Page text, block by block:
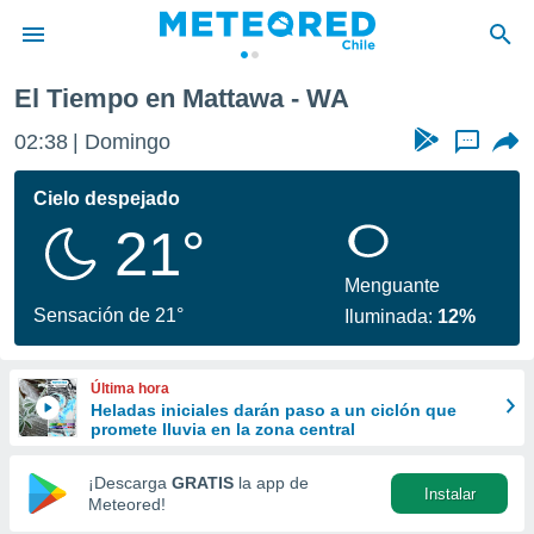
de
por
se
calidad.
a este
las
y
forma
digital
basada
El Tiempo en Mattawa - WA
02:38 Domingo ...
Cielo despejado
21°
Sensación de 21°
Menguante
Iluminada: 12%
Última hora
Heladas iniciales darán paso a un ciclón que
promete lluvia en la zona central
¡Descarga GRATIS la app de
Meteored!
Instalar